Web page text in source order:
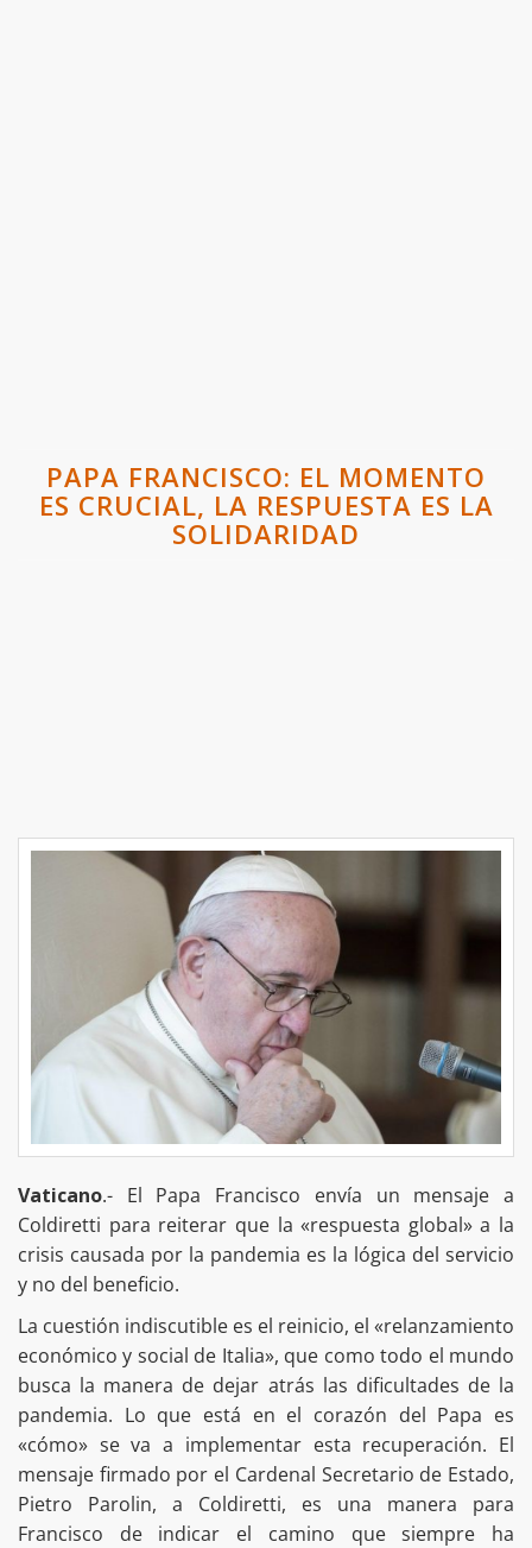
PAPA FRANCISCO: EL MOMENTO
ES CRUCIAL, LA RESPUESTA ES LA
SOLIDARIDAD
Vaticano.- El Papa Francisco envía un mensaje a
Coldiretti para reiterar que la «respuesta global» a la
crisis causada por la pandemia es la lógica del servicio
y no del beneficio.
La cuestión indiscutible es el reinicio, el «relanzamiento
económico y social de Italia», que como todo el mundo
busca la manera de dejar atrás las dificultades de la
pandemia. Lo que está en el corazón del Papa es
«cómo» se va a implementar esta recuperación. El
mensaje firmado por el Cardenal Secretario de Estado,
Pietro Parolin, a Coldiretti, es una manera para
Francisco de indicar el camino que siempre ha